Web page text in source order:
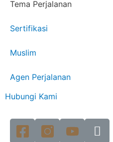
Tema Perjalanan
Sertifikasi
Muslim
Agen Perjalanan
Hubungi Kami